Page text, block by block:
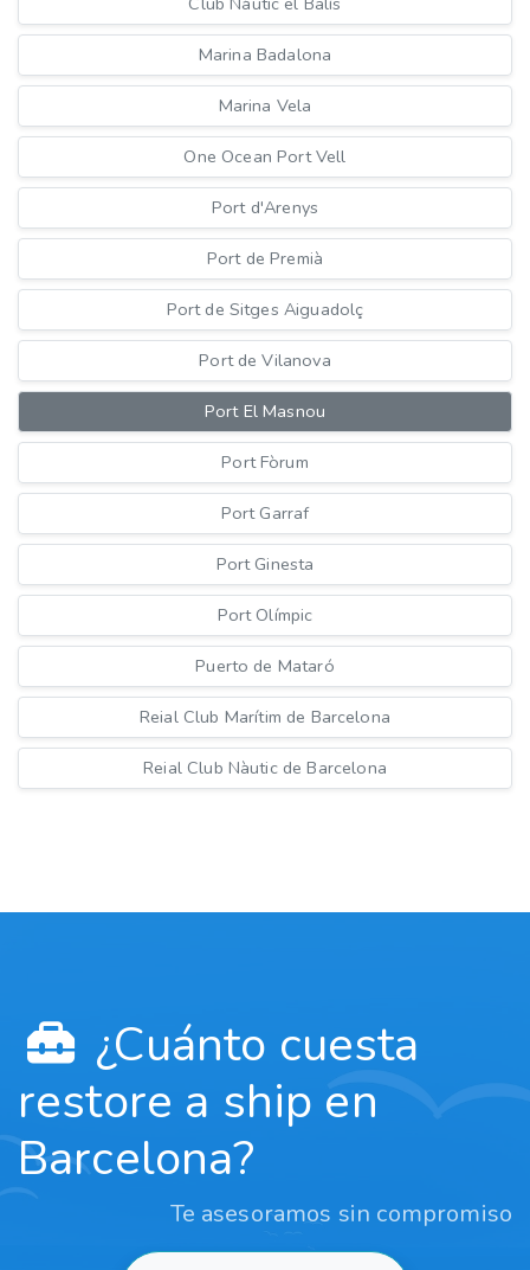
Marina Badalona
Marina Vela
One Ocean Port Vell
Port d'Arenys
Port de Premià
Port de Sitges Aiguadolç
Port de Vilanova
Port El Masnou
Port Fòrum
Port Garraf
Port Ginesta
Port Olímpic
Puerto de Mataró
Reial Club Marítim de Barcelona
Reial Club Nàutic de Barcelona
¿Cuánto cuesta
restore a ship en
Barcelona?
Te asesoramos sin compromiso